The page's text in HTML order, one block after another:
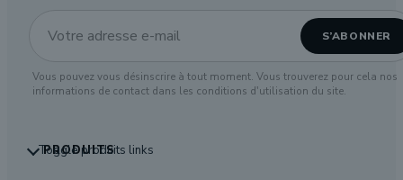
Vous pouvez vous désinscrire à tout moment. Vous trouverez pour cela nos
informations de contact dans les conditions d'utilisation du site.
PRODUITS
Toggle produits links